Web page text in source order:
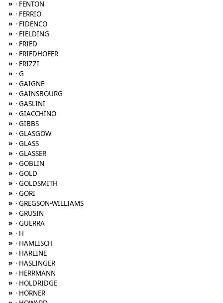
» · FENTON
» · FERRIO
» · FIDENCO
» · FIELDING
» · FRIED
» · FRIEDHOFER
» · FRIZZI
» · G
» · GAIGNE
» · GAINSBOURG
» · GASLINI
» · GIACCHINO
» · GIBBS
» · GLASGOW
» · GLASS
» · GLASSER
» · GOBLIN
» · GOLD
» · GOLDSMITH
» · GORI
» · GREGSON-WILLIAMS
» · GRUSIN
» · GUERRA
» · H
» · HAMLISCH
» · HARLINE
» · HASLINGER
» · HERRMANN
» · HOLDRIDGE
» · HORNER